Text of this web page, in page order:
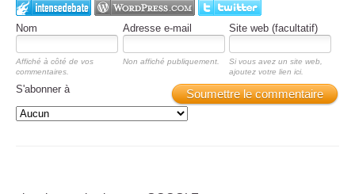
Nom Adresse e-mail Site web (facultatif)
Affiché à côté de vos
commentaires.
Non affiché publiquement.
Si vous avez un site web,
ajoutez votre lien ici.
Soumettre le commentaire
S'abonner à